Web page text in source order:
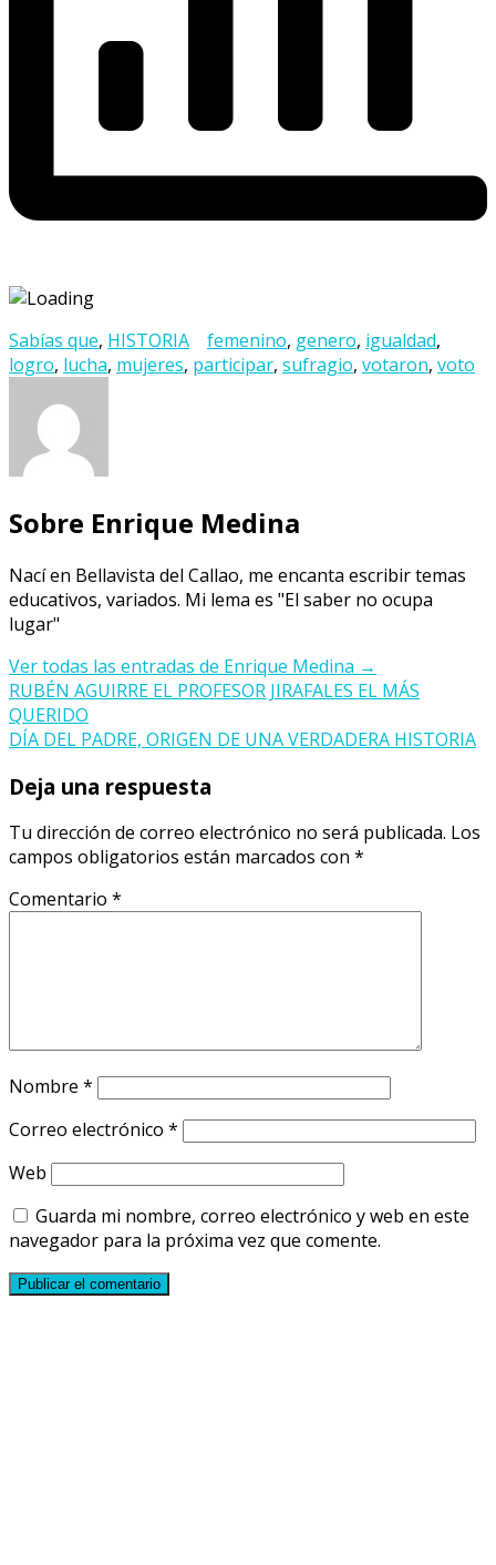
Sabías que, HISTORIA femenino, genero, igualdad,
logro, lucha, mujeres, participar, sufragio, votaron, voto
Sobre Enrique Medina
Nací en Bellavista del Callao, me encanta escribir temas
educativos, variados. Mi lema es "El saber no ocupa
lugar"
Ver todas las entradas de Enrique Medina →
Navegación
de
entradas
RUBÉN AGUIRRE EL PROFESOR JIRAFALES EL MÁS
QUERIDO
DÍA DEL PADRE, ORIGEN DE UNA VERDADERA HISTORIA
Deja una respuesta
Tu dirección de correo electrónico no será publicada. Los
campos obligatorios están marcados con *
Comentario *
Nombre *
Correo electrónico *
Web
Guarda mi nombre, correo electrónico y web en este
navegador para la próxima vez que comente.